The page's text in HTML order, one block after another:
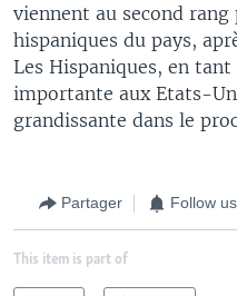
viennent au second
hispaniques du pays,
Les Hispaniques, en
importante aux Etats-
grandissante dans le
Partager Follow us
This item is part of